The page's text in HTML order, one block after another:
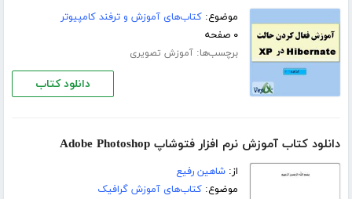
موضوع:کتاب‌های آموزش و ترفند کامپیوتر
۰ صفحه
برچسب‌ها:آموزش تصویری
دانلود کتاب
دانلود کتاب آموزش نرم افزار فتوشاپ Adobe Photoshop
از:شاهین رفیع
موضوع:کتاب‌های آموزش گرافیک